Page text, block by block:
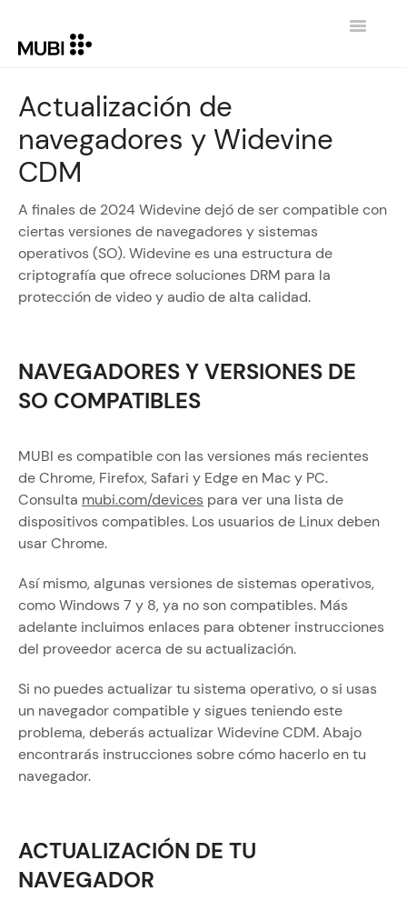
Toggle
REGRESAR A MUBI.COM
Actualización de
navegadores y Widevine
CDM
A finales de 2024 Widevine dejó de ser compatible con
ciertas versiones de navegadores y sistemas
operativos (SO). Widevine es una estructura de
criptografía que ofrece soluciones DRM para la
protección de video y audio de alta calidad.
NAVEGADORES Y VERSIONES DE
SO COMPATIBLES
MUBI es compatible con las versiones más recientes
de Chrome, Firefox, Safari y Edge en Mac y PC.
Consulta mubi.com/devices para ver una lista de
dispositivos compatibles. Los usuarios de Linux deben
usar Chrome.
Así mismo, algunas versiones de sistemas operativos,
como Windows 7 y 8, ya no son compatibles. Más
adelante incluimos enlaces para obtener instrucciones
del proveedor acerca de su actualización.
Si no puedes actualizar tu sistema operativo, o si usas
un navegador compatible y sigues teniendo este
problema, deberás actualizar Widevine CDM. Abajo
encontrarás instrucciones sobre cómo hacerlo en tu
navegador.
ACTUALIZACIÓN DE TU
NAVEGADOR